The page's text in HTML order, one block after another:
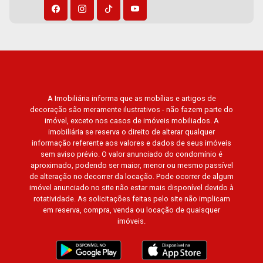
Gaudi, Matisse, Promenade, Botanic Garden, Nova
Edimburgo, Cidade de Paris, Cidade de
Seattle, Cidade de Roma, Cidade de Londres,
Cidade de Munique, Cidade de Lisboa, Cidade de
Madrid, Cidade de Viena, Cidade de Barcelona,
Cidade de Zurique, L`Essence, Magna Vista,
British Columbia, Dijon, Jardim de Luxemburgo,
Exklusiv Golf, Exklusiv Essenz, Mirante
CondoClub, Hydeperk, Urban, Stuttgart, Mondrian,
Bahamas, Monte Sinai, Pennsylvania, Villa
Toscana, Sur Le Jardin, Atlanta, Sapucaia, Van
Gogh, Cenário, Parc Sul, Alleanza D`Oro, Rodin,
Candeias, Apiacás, Blend Coliving, Una Caramuru,
Quintessence, Liber Condomínio Resort, Asas do
A Imobiliária informa que as mobílias e artigos de
decoração são meramente ilustrativos - não fazem parte do
imóvel, exceto nos casos de imóveis mobiliados. A
imobiliária se reserva o direito de alterar qualquer
informação referente aos valores e dados de seus imóveis
sem aviso prévio. O valor anunciado do condomínio é
aproximado, podendo ser maior, menor ou mesmo passível
de alteração no decorrer da locação. Pode ocorrer de algum
imóvel anunciado no site não estar mais disponível devido à
rotatividade. As solicitações feitas pelo site não implicam
em reserva, compra, venda ou locação de quaisquer
imóveis.